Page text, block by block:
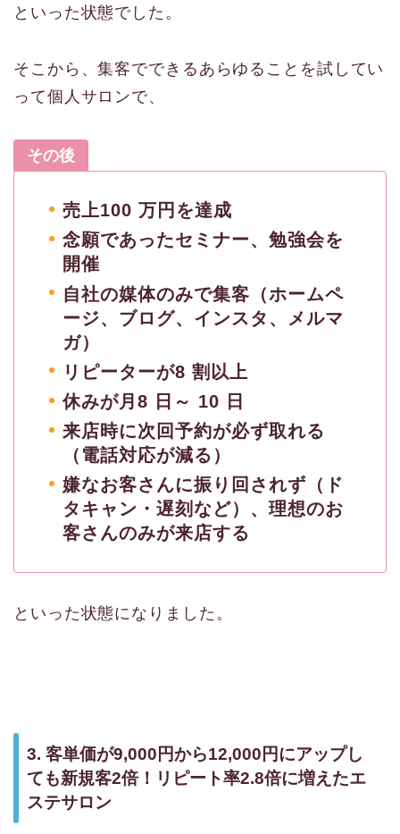
といった状態でした。
そこから、集客でできるあらゆることを試してい
って個人サロンで、
その後
売上100 万円を達成
念願であったセミナー、勉強会を
開催
自社の媒体のみで集客（ホームペ
ージ、ブログ、インスタ、メルマ
ガ）
リピーターが8 割以上
休みが月8 日～ 10 日
来店時に次回予約が必ず取れる
（電話対応が減る）
嫌なお客さんに振り回されず（ド
タキャン・遅刻など）、理想のお
客さんのみが来店する
といった状態になりました。
3. 客単価が9,000円から12,000円にアップし
ても新規客2倍！リピート率2.8倍に増えたエ
ステサロン